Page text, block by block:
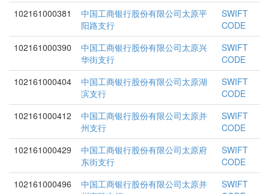
102161000381
中国工商银行股份有限公司太原平
阳路支行
SWIFT
CODE
102161000390
中国工商银行股份有限公司太原兴
华街支行
SWIFT
CODE
102161000404
中国工商银行股份有限公司太原湖
滨支行
SWIFT
CODE
102161000412
中国工商银行股份有限公司太原并
州支行
SWIFT
CODE
102161000429
中国工商银行股份有限公司太原府
东街支行
SWIFT
CODE
102161000496
中国工商银行股份有限公司太原并
SWIFT